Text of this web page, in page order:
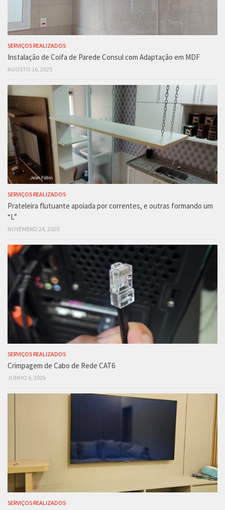
SERVIÇOS REALIZADOS
Instalação de Coifa de Parede Consul com Adaptação em MDF
AGOSTO 16, 2025
SERVIÇOS REALIZADOS
Prateleira flutuante apoiada por correntes, e outras formando um
“L”
NOVEMBRO 24, 2020
SERVIÇOS REALIZADOS
Crimpagem de Cabo de Rede CAT6
JUNHO 6, 2026
SERVIÇOS REALIZADOS